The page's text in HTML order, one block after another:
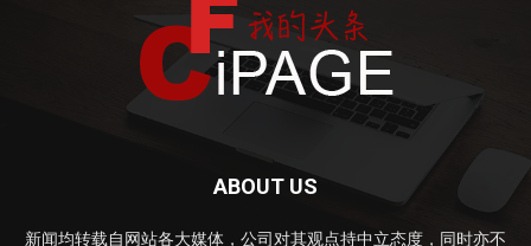
ABOUT US
新闻均转载自网站各大媒体，公司对其观点持中立态度，同时亦不